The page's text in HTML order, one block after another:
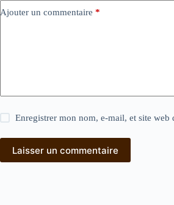
Ajouter un commentaire *
Enregistrer mon nom, e-mail, et site
Laisser un commentaire